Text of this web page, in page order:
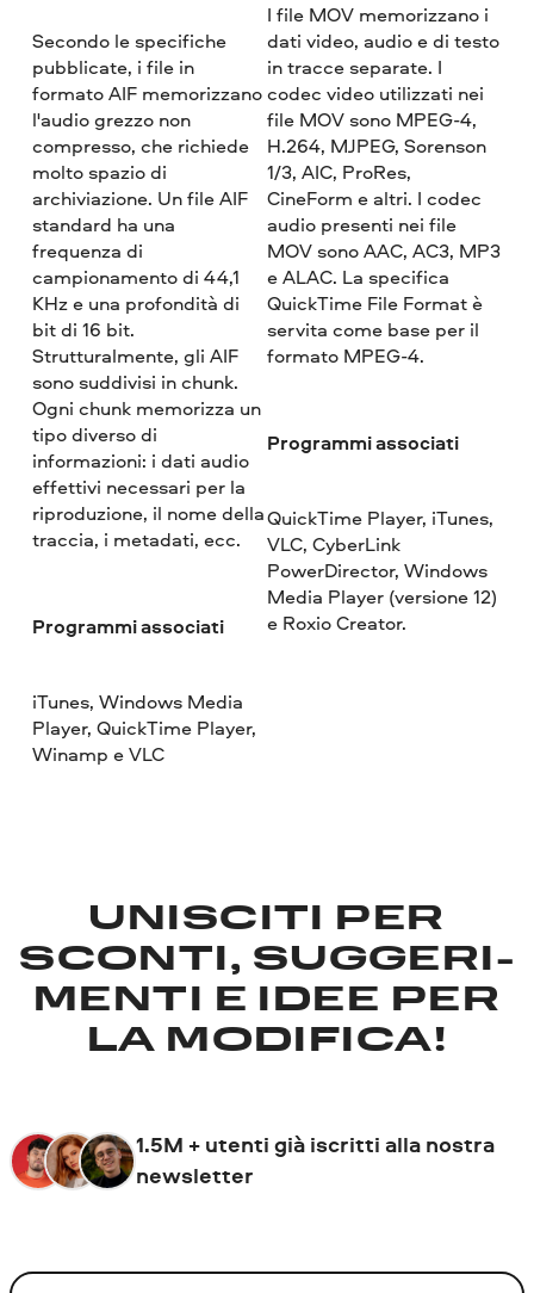
Secondo le specifiche
pubblicate, i file in
formato AIF memorizzano
l'audio grezzo non
compresso, che richiede
molto spazio di
archiviazione. Un file AIF
standard ha una
frequenza di
campionamento di 44,1
KHz e una profondità di
bit di 16 bit.
Strutturalmente, gli AIF
sono suddivisi in chunk.
Ogni chunk memorizza un
tipo diverso di
informazioni: i dati audio
effettivi necessari per la
riproduzione, il nome della
traccia, i metadati, ecc.
Programmi associati
iTunes, Windows Media
Player, QuickTime Player,
Winamp e VLC
I file MOV memorizzano i
dati video, audio e di testo
in tracce separate. I
codec video utilizzati nei
file MOV sono MPEG-4,
H.264, MJPEG, Sorenson
1/3, AIC, ProRes,
CineForm e altri. I codec
audio presenti nei file
MOV sono AAC, AC3, MP3
e ALAC. La specifica
QuickTime File Format è
servita come base per il
formato MPEG-4.
Programmi associati
QuickTime Player, iTunes,
VLC, CyberLink
PowerDirector, Windows
Media Player (versione 12)
e Roxio Creator.
UNISCITI PER
SCONTI, SUGGERI­
MENTI E IDEE PER
LA MODIFICA!
1.5M + utenti già iscritti alla nostra
newsletter